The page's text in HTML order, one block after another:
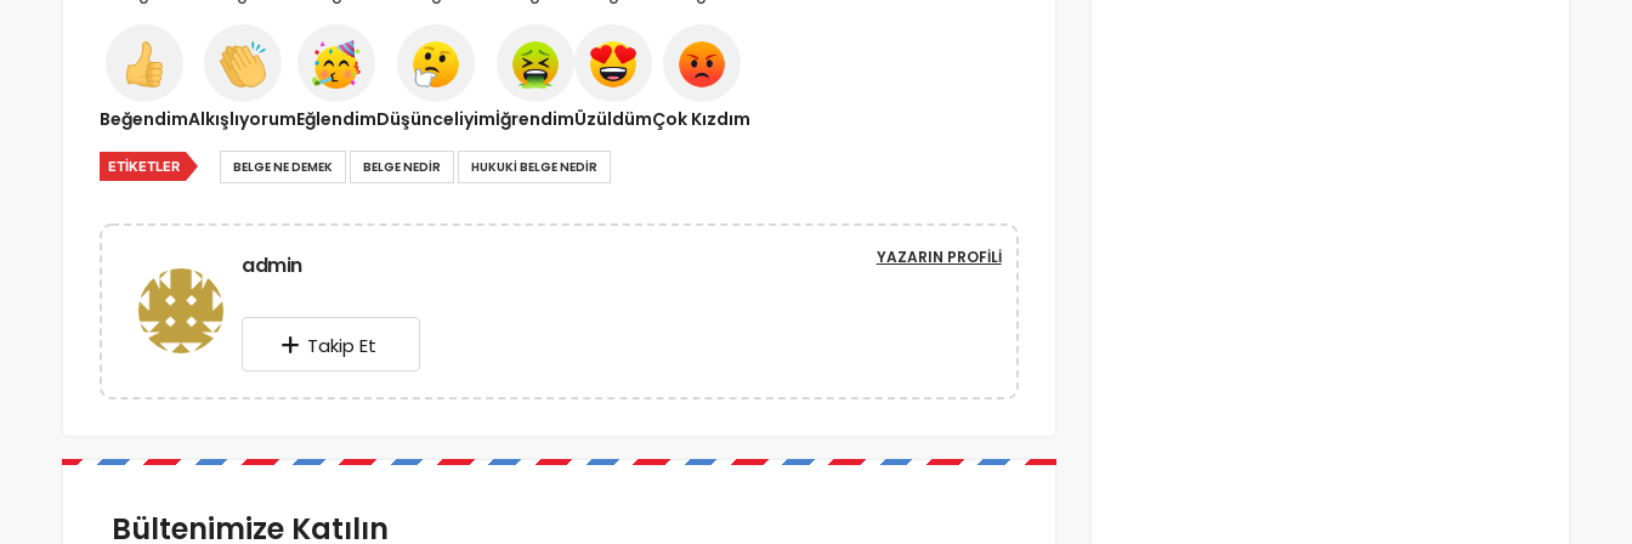
BeğendimAlkışlıyorumEğlendimDüşünceliyimİğrendimÜzüldümÇok Kızdım
ETIKETLER BELGE NE DEMEK BELGE NEDIR HUKUKI BELGE NEDIR
admin YAZARIN PROFILI
Takip Et
Bültenimize Katılın